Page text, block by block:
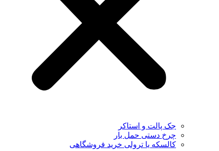
جک پالت و استاکر
چرخ دستی حمل بار
کالسکه یا ترولی خرید فروشگاهی